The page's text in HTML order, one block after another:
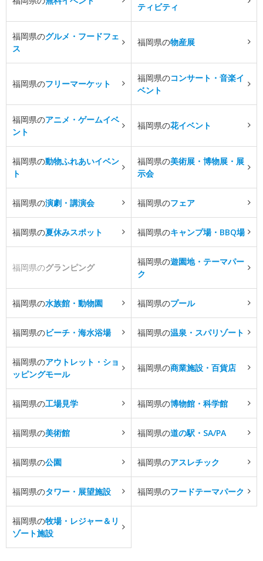
ティビティ
福岡県のグルメ・フードフェ
ス
福岡県の物産展
福岡県のフリーマーケット
福岡県のコンサート・音楽イ
ベント
福岡県のアニメ・ゲームイベ
ント
福岡県の花イベント
福岡県の動物ふれあいイベン
ト
福岡県の美術展・博物展・展
示会
福岡県の演劇・講演会 福岡県のフェア
福岡県の夏休みスポット 福岡県のキャンプ場・BBQ場
福岡県のグランピング
福岡県の遊園地・テーマパー
ク
福岡県の水族館・動物園 福岡県のプール
福岡県のビーチ・海水浴場 福岡県の温泉・スパリゾート
福岡県のアウトレット・ショ
ッピングモール
福岡県の商業施設・百貨店
福岡県の工場見学 福岡県の博物館・科学館
福岡県の美術館 福岡県の道の駅・SA/PA
福岡県の公園 福岡県のアスレチック
福岡県のタワー・展望施設 福岡県のフードテーマパーク
福岡県の牧場・レジャー＆リ
ゾート施設